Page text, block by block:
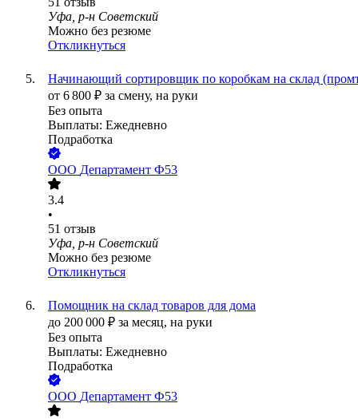
Уфа, р-н Советский
Можно без резюме
Откликнуться
Начинающий сортировщик по коробкам на склад
от 6 800 ₽ за смену, на руки
Без опыта
Выплаты: Ежедневно
Подработка
ООО Департамент Ф53
3.4
•
51 отзыв
Уфа, р-н Советский
Можно без резюме
Откликнуться
Помощник на склад товаров для дома
до 200 000 ₽ за месяц, на руки
Без опыта
Выплаты: Ежедневно
Подработка
ООО Департамент Ф53